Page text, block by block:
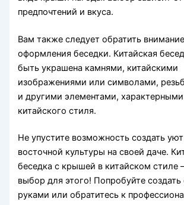
предпочтений и вкуса.
Вам также следует обратить
оформления беседки. Китайская
быть украшена камнями, китайскими
изображениями или символами,
и другими элементами,
китайского стиля.
Не упустите возможность создать
восточной культуры на своей даче.
беседка с крышей в китайском стиле
выбор для этого! Попробуйте
руками или обратитесь к